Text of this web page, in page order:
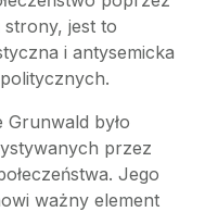
strony, jest to
i antysemicka
było
przez
Jego
ważny element